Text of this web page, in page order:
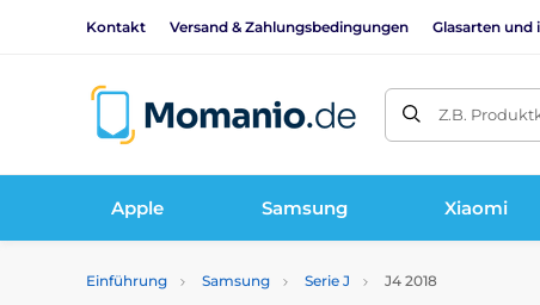
Kontakt Versand & Zahlungsbedingungen Glasarten und
Z.B.
Apple Samsung Xiaomi
Einführung Samsung Serie J J4 2018